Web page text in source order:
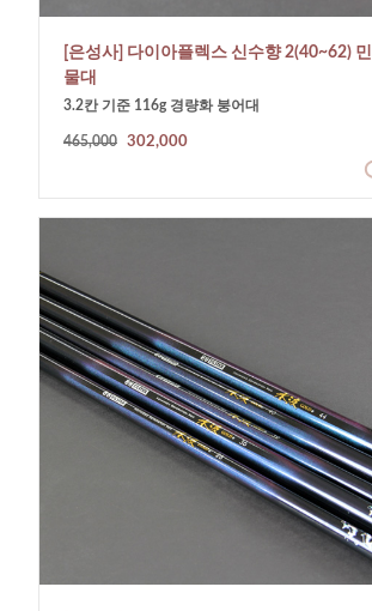
[은성사] 다이아플렉스 신수향 2(40~62) 민
물대
3.2칸 기준 116g 경량화 붕어대
465,000 302,000